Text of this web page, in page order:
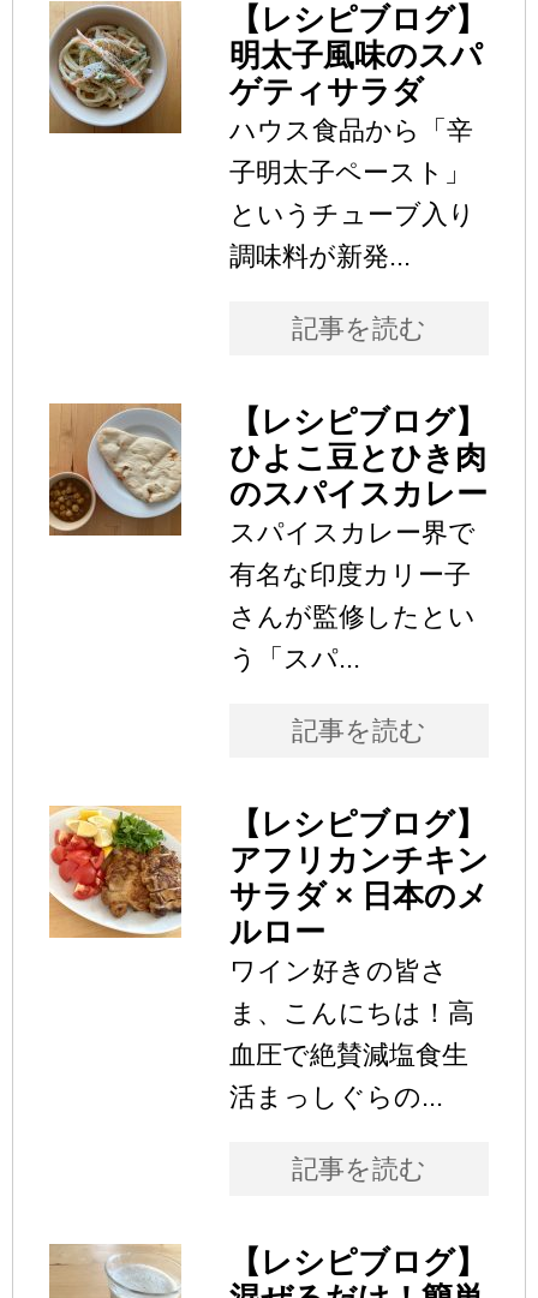
【レシピブログ】
明太子風味のスパ
ゲティサラダ
ハウス食品から「辛
子明太子ペースト」
というチューブ入り
調味料が新発...
記事を読む
【レシピブログ】
ひよこ豆とひき肉
のスパイスカレー
スパイスカレー界で
有名な印度カリー子
さんが監修したとい
う「スパ...
記事を読む
【レシピブログ】
アフリカンチキン
サラダ × 日本のメ
ルロー
ワイン好きの皆さ
ま、こんにちは！高
血圧で絶賛減塩食生
活まっしぐらの...
記事を読む
【レシピブログ】